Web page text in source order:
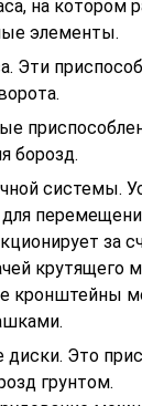
на котором
элементы.
Эти
борозд.
системы.
для
за
крутящего
Это
грунтом.